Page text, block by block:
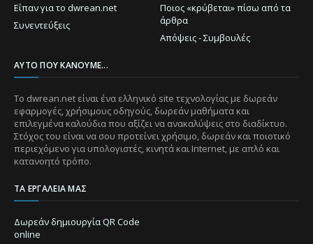
Είπαν για το dwrean.net
Ποιος «κρύβεται» πίσω από τα
άρθρα
Συνεντεύξεις
Απόψεις - Συμβουλές
ΑΥΤΌ ΠΟΥ ΚΆΝΟΥΜΕ...
Το dwrean.net είναι ένα ελληνικό site τεχνολογίας με δωρεάν
εφαρμογές, χρήσιμους οδηγούς, δωρεάν μαθήματα και
επιλεγμένα καλούδια που αξίζει να ανακαλύψεις στο διαδίκτυο.
Στόχος του είναι να σου προτείνει χρήσιμο, δωρεάν και ποιοτικό
περιεχόμενο για υπολογιστές, κινητά και Internet, με απλό και
κατανοητό τρόπο.
ΤΑ ΕΡΓΑΛΕΊΑ ΜΑΣ
Δωρεάν δημιουργία QR Code
online